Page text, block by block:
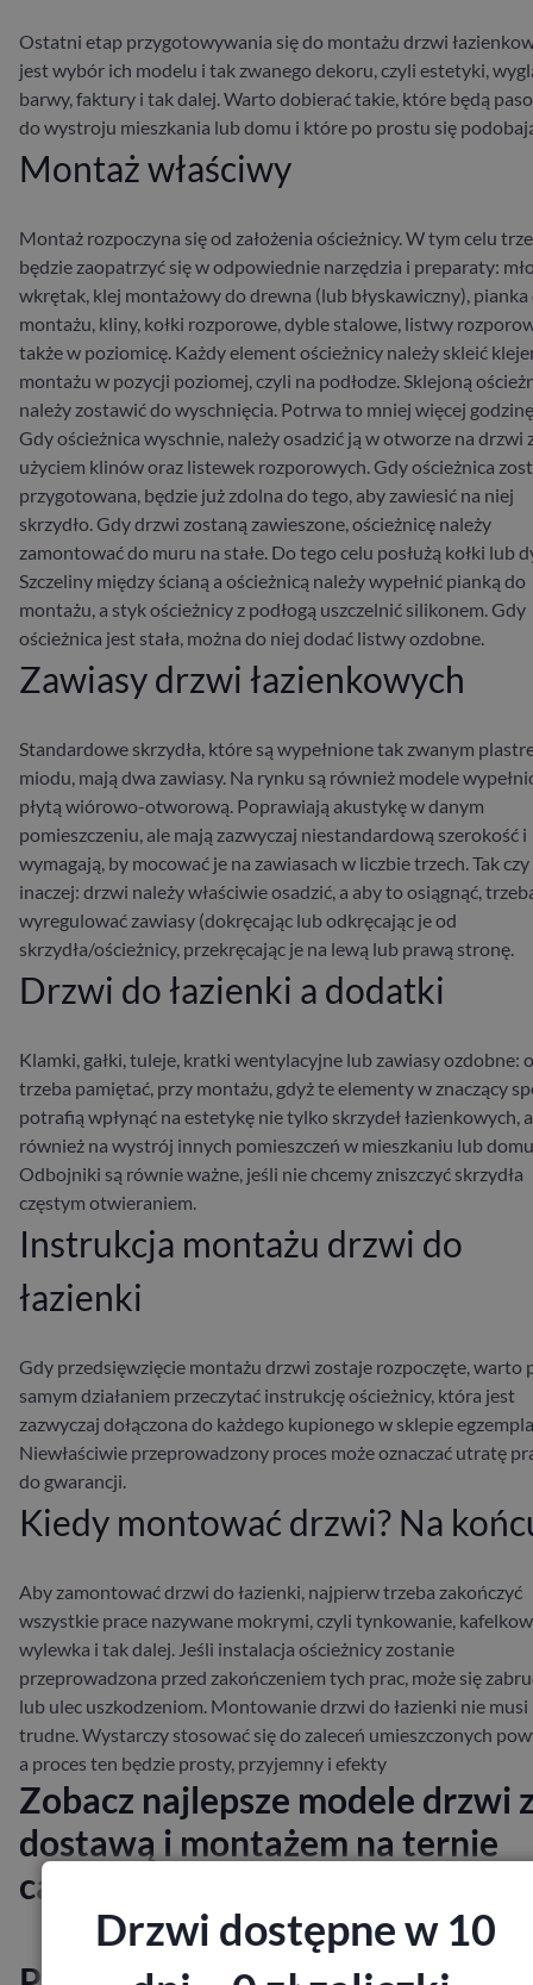
Ostatni etap przygotowywania się do montażu drzwi
jest wybór ich modelu i tak zwanego dekoru, czyli estetyki,
barwy, faktury i tak dalej. Warto dobierać takie, które będą
do wystroju mieszkania lub domu i które po prostu się
Montaż właściwy
Montaż rozpoczyna się od założenia ościeżnicy. W tym celu
będzie zaopatrzyć się w odpowiednie narzędzia i preparaty:
wkrętak, klej montażowy do drewna (lub błyskawiczny), pianka
montażu, kliny, kołki rozporowe, dyble stalowe, listwy
także w poziomicę. Każdy element ościeżnicy należy skleić
montażu w pozycji poziomej, czyli na podłodze. Sklejoną
należy zostawić do wyschnięcia. Potrwa to mniej więcej
Gdy ościeżnica wyschnie, należy osadzić ją w otworze na drzwi
użyciem klinów oraz listewek rozporowych.Gdy ościeżnica
przygotowana, będzie już zdolna do tego, aby zawiesić na niej
skrzydło. Gdy drzwi zostaną zawieszone, ościeżnicę należy
zamontować do muru na stałe. Do tego celu posłużą kołki lub
Szczeliny między ścianą a ościeżnicą należy wypełnić pianką do
montażu, a styk ościeżnicy z podłogą uszczelnić silikonem. Gdy
ościeżnica jest stała, można do niej dodać listwy ozdobne.
Zawiasy drzwi łazienkowych
Standardowe skrzydła, które są wypełnione tak zwanym
miodu, mają dwa zawiasy. Na rynku są również modele
płytą wiórowo-otworową. Poprawiają akustykę w danym
pomieszczeniu, ale mają zazwyczaj niestandardową szerokość i
wymagają, by mocować je na zawiasach w liczbie trzech.Tak czy
inaczej: drzwi należy właściwie osadzić, a aby to osiągnąć,
wyregulować zawiasy (dokręcając lub odkręcając je od
skrzydła/ościeżnicy, przekręcając je na lewą lub prawą stronę.
Drzwi do łazienki a dodatki
Klamki, gałki, tuleje, kratki wentylacyjne lub zawiasy ozdobne:
trzeba pamiętać, przy montażu, gdyż te elementy w znaczący
potrafią wpłynąć na estetykę nie tylko skrzydeł łazienkowych,
również na wystrój innych pomieszczeń w mieszkaniu lub
Odbojniki są równie ważne, jeśli nie chcemy zniszczyć skrzydła
częstym otwieraniem.
Instrukcja montażu drzwi do
łazienki
Gdy przedsięwzięcie montażu drzwi zostaje rozpoczęte, warto
samym działaniem przeczytać instrukcję ościeżnicy, która jest
zazwyczaj dołączona do każdego kupionego w sklepie
Niewłaściwie przeprowadzony proces może oznaczać utratę
do gwarancji.
Kiedy montować drzwi? Na
Aby zamontować drzwi do łazienki, najpierw trzeba zakończyć
wszystkie prace nazywane mokrymi, czyli tynkowanie,
wylewka i tak dalej. Jeśli instalacja ościeżnicy zostanie
przeprowadzona przed zakończeniem tych prac, może się
lub ulec uszkodzeniom. Montowanie drzwi do łazienki nie musi
trudne. Wystarczy stosować się do zaleceń umieszczonych
a proces ten będzie prosty, przyjemny i efekty
Zobacz najlepsze modele drzwi
dostawą i montażem na ternie
całej Polski:
Drzwi dostępne w 10